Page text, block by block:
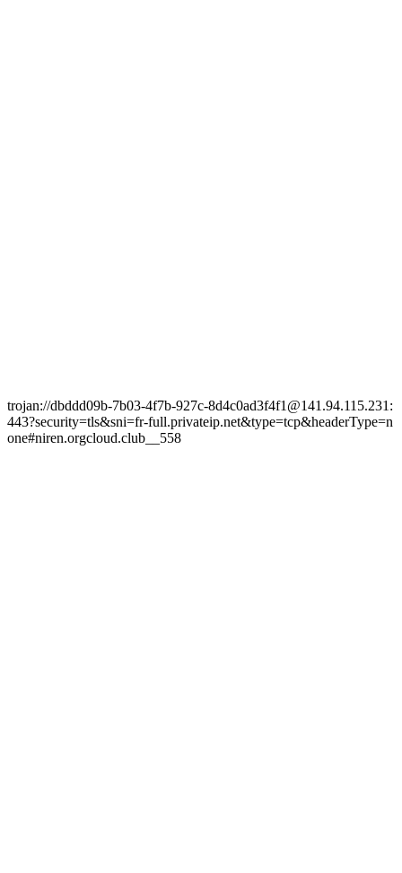
trojan://dbddd09b-7b03-4f7b-927c-8d4c0ad3f4f1@141.94.115.231:
443?security=tls&sni=fr-full.privateip.net&type=tcp&headerType=n
one#niren.orgcloud.club__558